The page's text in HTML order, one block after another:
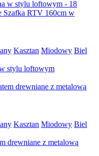
Kasztan Miodowy Biel
stylu loftowym
Kasztan Miodowy Biel
drewniane z metalową